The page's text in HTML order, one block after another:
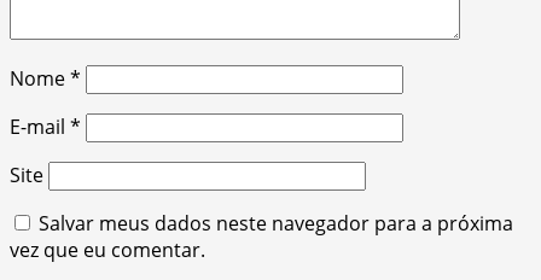
Nome*
E-mail *
Site
Salvar meus dados neste navegador para a próxima
vez que eu comentar.